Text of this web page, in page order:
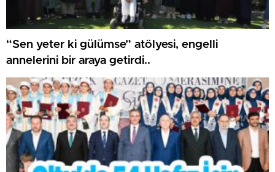
“Sen yeter ki gülümse” atölyesi, engelli
annelerini bir araya getirdi..